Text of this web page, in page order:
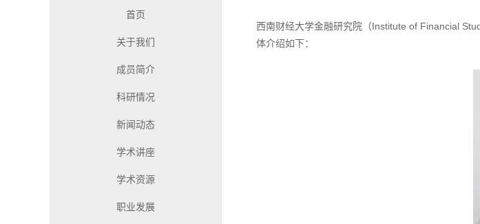
首页
关于我们
成员简介
科研情况
新闻动态
学术讲座
学术资源
职业发展
西南财经大学金融研究院（Institute of Financial
体介绍如下：